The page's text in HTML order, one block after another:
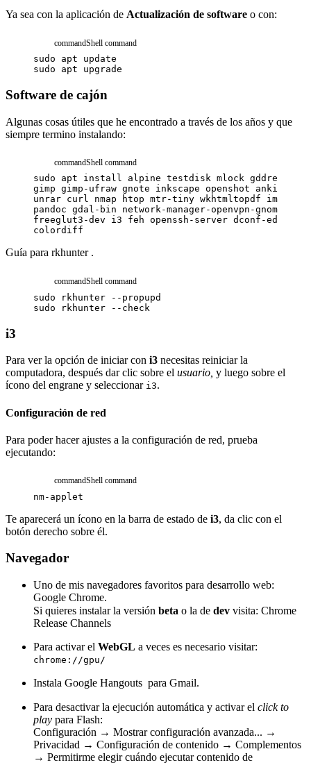
Ya sea con la aplicación de Actualización de software o con:
commandShell command
sudo apt
update
sudo
apt upgrade
Software de cajón
Algunas cosas útiles que he encontrado a través de los años y que
siempre termino instalando:
commandShell command
sudo apt install alpine testdisk mlock gddrescue
gimp gimp-ufraw gnote inkscape openshot anki
unrar curl nmap htop mtr-tiny wkhtmltopdf
pandoc gdal-bin network-manager-openvpn-gnome
freeglut3-dev
i3 feh openssh-server dconf-editor
colordiff
Guía para rkhunter .
commandShell command
sudo rkhunter
--propupd
sudo
rkhunter --check
i3
Para ver la opción de iniciar con i3 necesitas reiniciar la
computadora, después dar clic sobre el usuario, y luego sobre el
ícono del engrane y seleccionar i3.
Configuración de red
Para poder hacer ajustes a la configuración de red, prueba
ejecutando:
commandShell command
nm-applet
Te aparecerá un ícono en la barra de estado de i3, da clic con el
botón derecho sobre él.
Navegador
Uno de mis navegadores favoritos para desarrollo web:
Google Chrome.
Si quieres instalar la versión beta o la de dev visita: Chrome
Release Channels
Para activar el WebGL a veces es necesario visitar:
chrome://gpu/
Instala Google Hangouts para Gmail.
Para desactivar la ejecución automática y activar el click to
play para Flash:
Configuración → Mostrar configuración avanzada... →
Privacidad → Configuración de contenido → Complementos
→ Permitirme elegir cuándo ejecutar contenido de